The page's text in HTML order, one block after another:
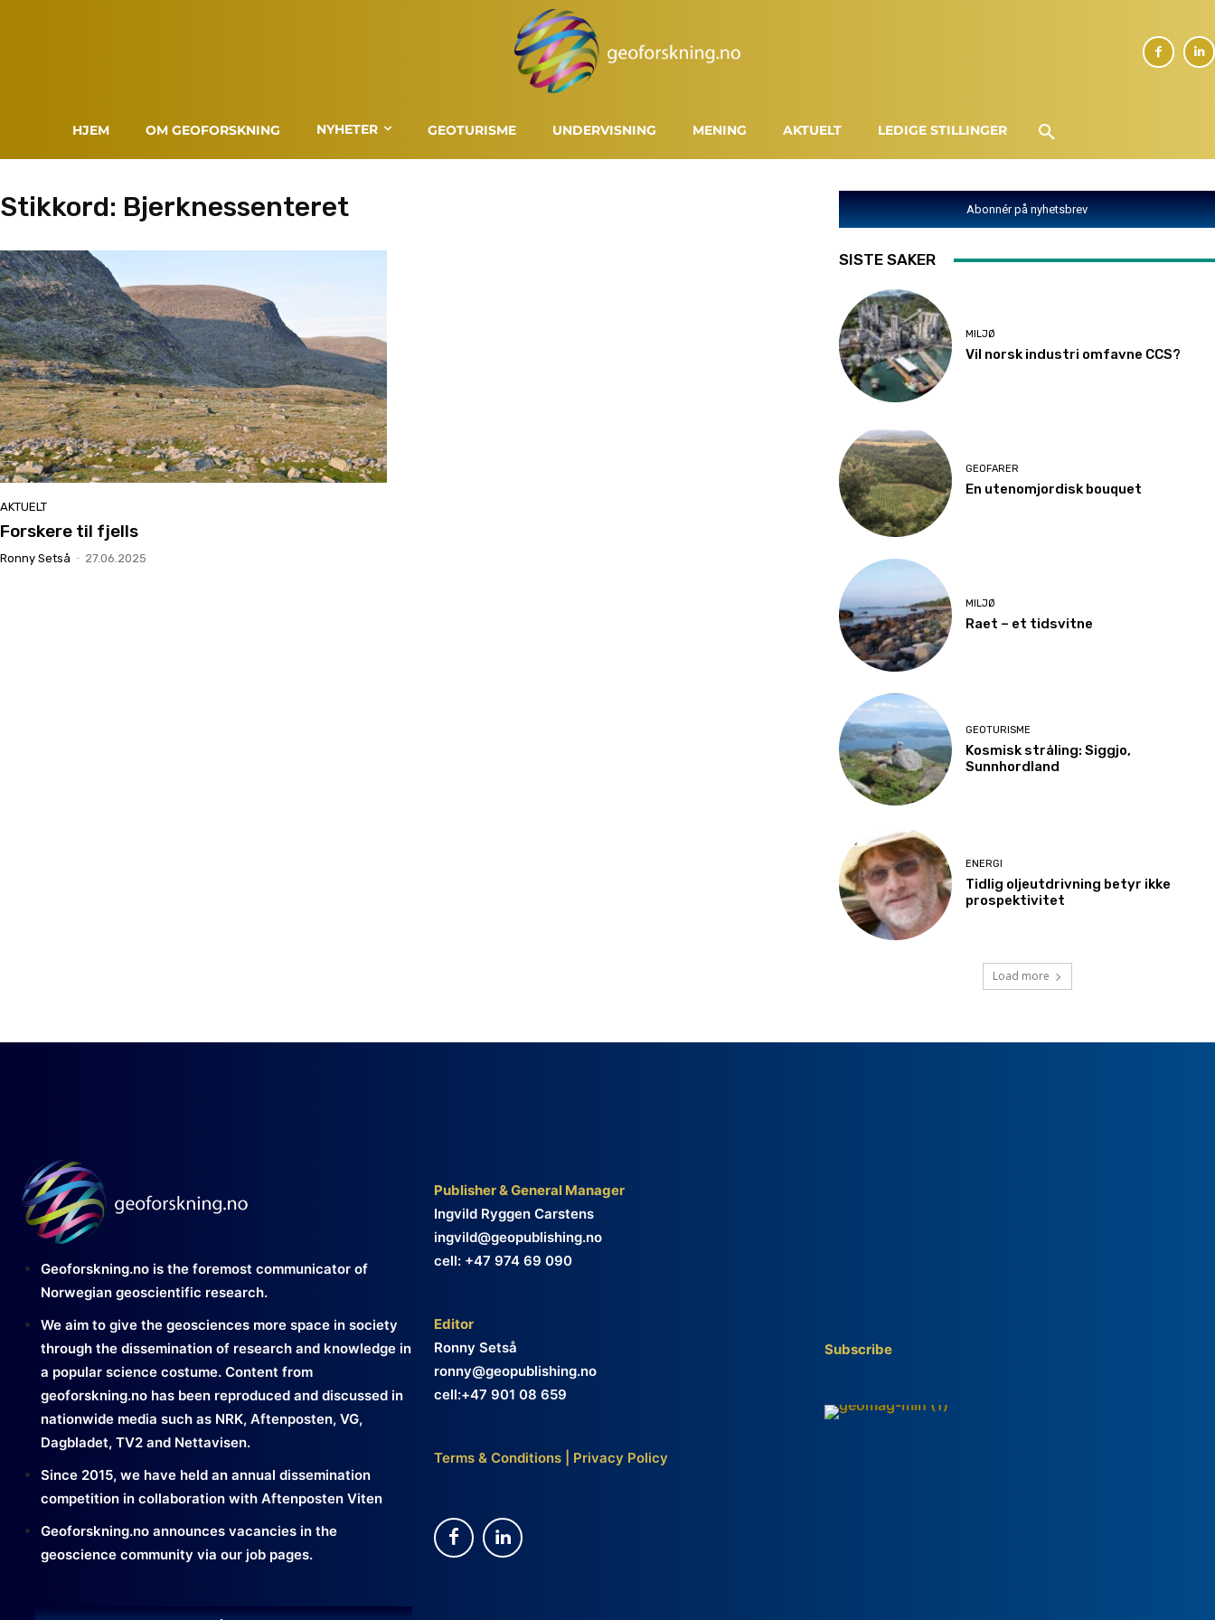
HJEM OM GEOFORSKNING NYHETER GEOTURISME UNDERVISNING MENING AKTUELT LEDIGE STILLINGER
Stikkord: Bjerknessenteret
AKTUELT
Forskere til fjells
Ronny Setså - 27.06.2025
Abonnér på nyhetsbrev
SISTE SAKER
MILJØ
Vil norsk industri omfavne CCS?
GEOFARER
En utenomjordisk bouquet
MILJØ
Raet – et tidsvitne
GEOTURISME
Kosmisk stråling: Siggjo,
Sunnhordland
ENERGI
Tidlig oljeutdrivning betyr ikke
prospektivitet
Load more
Geoforskning.no is the foremost communicator of
Norwegian geoscientific research.
We aim to give the geosciences more space in society
through the dissemination of research and knowledge in
a popular science costume. Content from
geoforskning.no has been reproduced and discussed in
nationwide media such as NRK, Aftenposten, VG,
Dagbladet, TV2 and Nettavisen.
Since 2015, we have held an annual dissemination
competition in collaboration with Aftenposten Viten
Geoforskning.no announces vacancies in the
geoscience community via our job pages.
Publisher & General Manager
Ingvild Ryggen Carstens
ingvild@geopublishing.no
cell: +47 974 69 090
Editor
Ronny Setså
ronny@geopublishing.no
cell:+47 901 08 659
Terms & Conditions Privacy Policy
Subscribe